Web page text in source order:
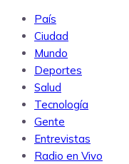
País
Ciudad
Mundo
Deportes
Salud
Tecnología
Gente
Entrevistas
Radio en Vivo